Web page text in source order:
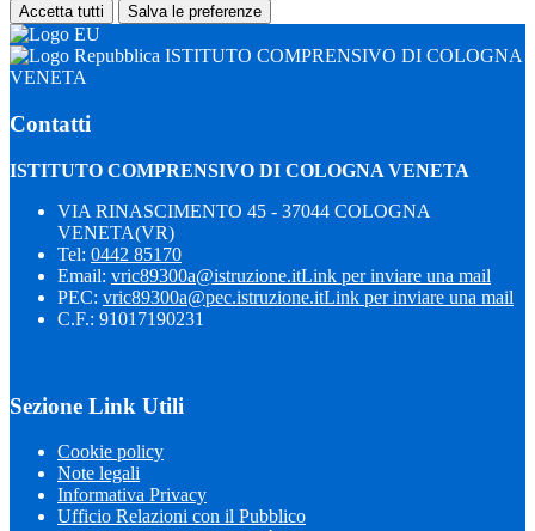
Accetta tutti Salva le preferenze
ISTITUTO COMPRENSIVO DI COLOGNA
VENETA
Contatti
ISTITUTO COMPRENSIVO DI COLOGNA VENETA
VIA RINASCIMENTO 45 - 37044 COLOGNA
VENETA(VR)
Tel: 0442 85170
Email: vric89300a@istruzione.itLink per inviare una mail
PEC: vric89300a@pec.istruzione.itLink per inviare una mail
C.F.: 91017190231
Sezione Link Utili
Cookie policy
Note legali
Informativa Privacy
Ufficio Relazioni con il Pubblico